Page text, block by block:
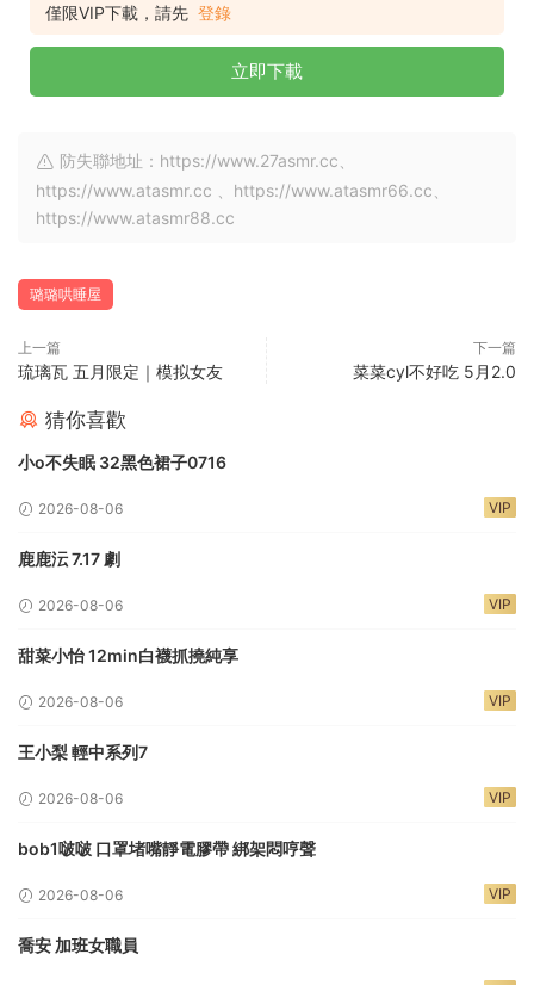
僅限VIP下載，請先 登錄
立即下載
防失聯地址：https://www.27asmr.cc、
https://www.atasmr.cc 、https://www.atasmr66.cc、
https://www.atasmr88.cc
璐璐哄睡屋
上一篇
琉璃瓦 五月限定｜模拟女友
下一篇
菜菜cyl不好吃 5月2.0
猜你喜歡
小o不失眠 32黑色裙子0716
2026-08-06 VIP
鹿鹿沄 7.17 劇
2026-08-06 VIP
甜菜小怡 12min白襪抓撓純享
2026-08-06 VIP
王小梨 輕中系列7
2026-08-06 VIP
bob1啵啵 口罩堵嘴靜電膠帶 綁架悶哼聲
2026-08-06 VIP
喬安 加班女職員